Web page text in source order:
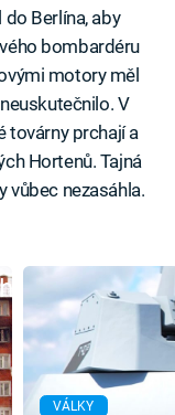
Berlína, aby
bombardéru
motory měl
V
továrny prchají a
Hortenů. Tajná
vůbec nezasáhla.
VÁLKY